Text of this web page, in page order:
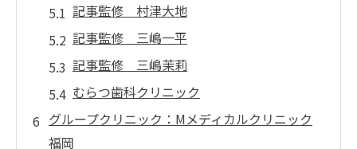
記事監修 村津大地
記事監修 三嶋一平
記事監修 三嶋茉莉
むらつ歯科クリニック
グループクリニック：Mメディカルクリニック
福岡